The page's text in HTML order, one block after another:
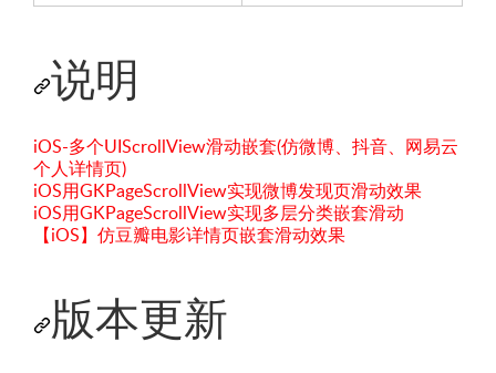
说明
iOS-多个UIScrollView滑动嵌套(仿微博、抖音、网易云
个人详情页)
iOS用GKPageScrollView实现微博发现页滑动效果
iOS用GKPageScrollView实现多层分类嵌套滑动
【iOS】仿豆瓣电影详情页嵌套滑动效果
版本更新